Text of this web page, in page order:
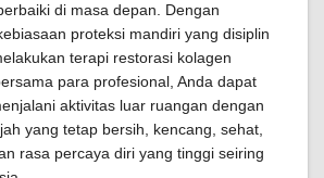
di masa depan. Dengan
proteksi mandiri yang disiplin
terapi restorasi kolagen
para profesional, Anda dapat
aktivitas luar ruangan dengan
yang tetap bersih, kencang, sehat,
rasa percaya diri yang tinggi seiring